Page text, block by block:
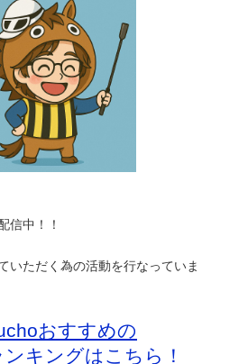
信中！！
いただく為の活動を行なっていま
おすすめの
キングはこちら！